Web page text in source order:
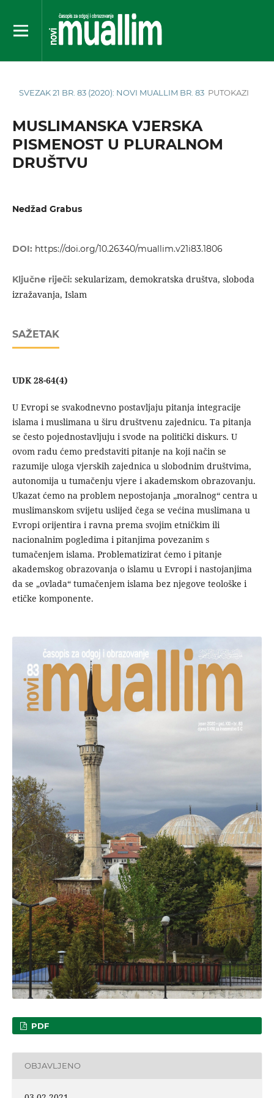
SVEZAK 21 BR. 83 (2020): NOVI MUALLIM BR. 83 PUTOKAZI
MUSLIMANSKA VJERSKA
PISMENOST U PLURALNOM
DRUŠTVU
Nedžad Grabus
DOI: https://doi.org/10.26340/muallim.v21i83.1806
Ključne riječi: sekularizam, demokratska društva, sloboda
izražavanja, Islam
SAŽETAK
UDK 28-64(4)
U Evropi se svakodnevno postavljaju pitanja integracije
islama i muslimana u širu društvenu zajednicu. Ta pitanja
se često pojednostavljuju i svode na politički diskurs. U
ovom radu ćemo predstaviti pitanje na koji način se
razumije uloga vjerskih zajednica u slobodnim društvima,
autonomija u tumačenju vjere i akademskom obrazovanju.
Ukazat ćemo na problem nepostojanja „moralnog“ centra u
muslimanskom svijetu uslijed čega se većina muslimana u
Evropi orijentira i ravna prema svojim etničkim ili
nacionalnim pogledima i pitanjima povezanim s
tumačenjem islama. Problematizirat ćemo i pitanje
akademskog obrazovanja o islamu u Evropi i nastojanjima
da se „ovlada“ tumačenjem islama bez njegove teološke i
etičke komponente.
PDF
OBJAVLJENO